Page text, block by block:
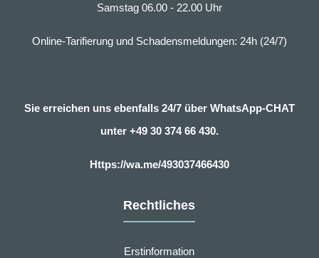
Samstag 06.00 - 22.00 Uhr
Online-Tarifierung und Schadensmeldungen: 24h (24/7)
Sie erreichen uns ebenfalls 24/7 über WhatsApp-CHAT
unter +49 30 374 66 430.
Https://wa.me/493037466430
Rechtliches
Erstinformation